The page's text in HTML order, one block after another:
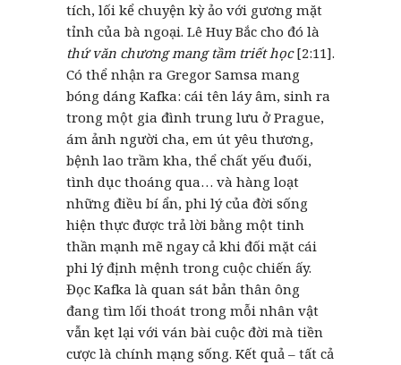
tích, lối kể chuyện kỳ ảo với gương mặt
tỉnh của bà ngoại. Lê Huy Bắc cho đó là
thứ văn chương mang tầm triết học[2:11].
Có thể nhận ra Gregor Samsa mang
bóng dáng Kafka: cái tên láy âm, sinh ra
trong một gia đình trung lưu ở Prague,
ám ảnh người cha, em út yêu thương,
bệnh lao trầm kha, thể chất yếu đuối,
tình dục thoáng qua… và hàng loạt
những điều bí ẩn, phi lý của đời sống
hiện thực được trả lời bằng một tinh
thần mạnh mẽ ngay cả khi đối mặt cái
phi lý định mệnh trong cuộc chiến ấy.
Đọc Kafka là quan sát bản thân ông
đang tìm lối thoát trong mỗi nhân vật
vẫn kẹt lại với ván bài cuộc đời mà tiền
cược là chính mạng sống. Kết quả – tất cả